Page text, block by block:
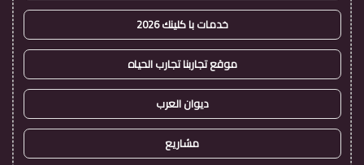
خدمات با كلينك 2026
موقع تجاربنا تجارب الحياه
ديوان العرب
مشاريع